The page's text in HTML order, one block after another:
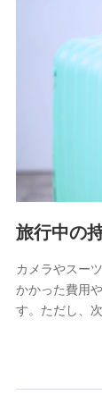
旅行中の
カメラやスー
かかった費用
す。ただし、